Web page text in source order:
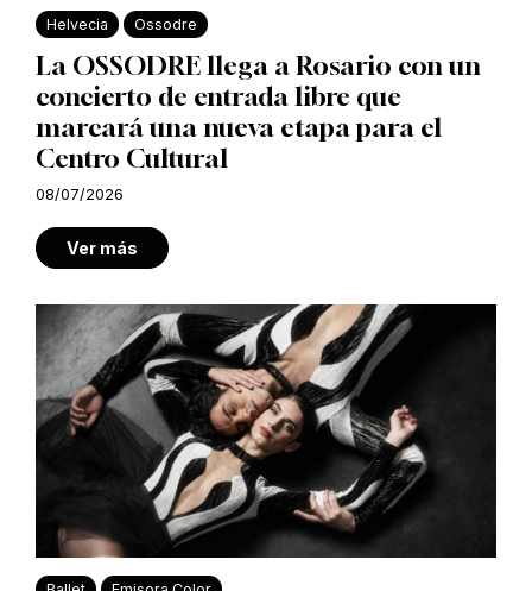
Helvecia Ossodre
La OSSODRE llega a Rosario con un
concierto de entrada libre que
marcará una nueva etapa para el
Centro Cultural
08/07/2026
Ver más